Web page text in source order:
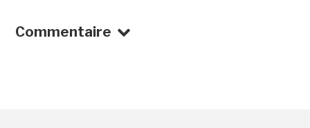
Commentaire